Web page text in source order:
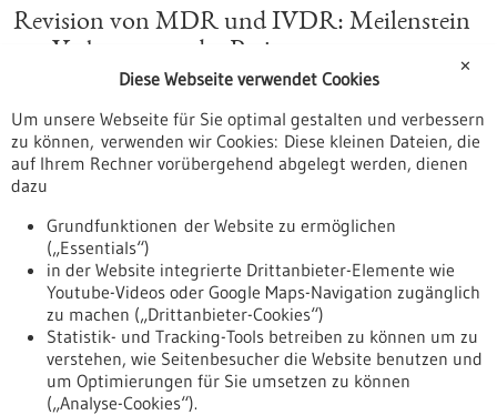
Revision von MDR und IVDR: Meilenstein
zur Verbesserung der Patientenversorgung
Mit der gestrigen (16. Dezember) Vorlage eines Reformpakets
vitro-Diagnostika-Verordnung (IVDR) werden wichtige Signale
für eine spürbare Entlastung der Medizintechnikindustrie
gesetzt.
1 … 27 28 29 30 31 …
Nach oben
✕
Diese Webseite verwendet Cookies
Um unsere Webseite für Sie optimal gestalten und verbessern
zu können, verwenden wir Cookies: Diese kleinen Dateien, die
auf Ihrem Rechner vorübergehend abgelegt werden, dienen
dazu
Grundfunktionen der Website zu ermöglichen
(„Essentials“)
in der Website integrierte Drittanbieter-Elemente wie
Youtube-Videos oder Google Maps-Navigation zugänglich
zu machen („Drittanbieter-Cookies“)
Statistik- und Tracking-Tools betreiben zu können um zu
verstehen, wie Seitenbesucher die Website benutzen und
um Optimierungen für Sie umsetzen zu können
(„Analyse-Cookies“).